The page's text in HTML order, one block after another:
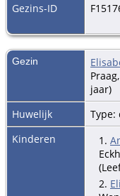
Gezins-ID
Gezin
jaar)
Huwelijk
Type:
Kinderen
1.
2.